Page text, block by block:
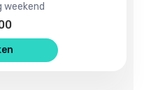
weekend